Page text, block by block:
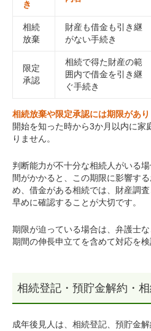
き
相続
放棄
財産も借金も引き継
がない手続き
限定
承認
相続で得た財産の範
囲内で借金を引き継
ぐ手続き
相続放棄や限定承認には期限があり
開始を知った時から3か月以内に家
りません。
判断能力が不十分な相続人がいる
間がかかると、この期限に影響す
め、借金がある相続では、財産調
早めに確認することが大切です。
期限が迫っている場合は、弁護士
期間の伸長申立てを含めて対応を検
相続登記・預貯金解約・
成年後見人は、相続登記、預貯金